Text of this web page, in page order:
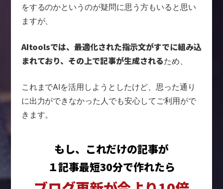
をするのかというのが疑問に思う方もいると思い
ますが、
AItoolsでは、最適化された指示文がすでに組み込
まれており、その上で記事が生成されるため、
これまでAIを活用しようとしたけど、思った通り
に出力ができなかった人でも安心してご利用がで
きます。
もし、これだけの記事が
１記事最短30分で作れたら